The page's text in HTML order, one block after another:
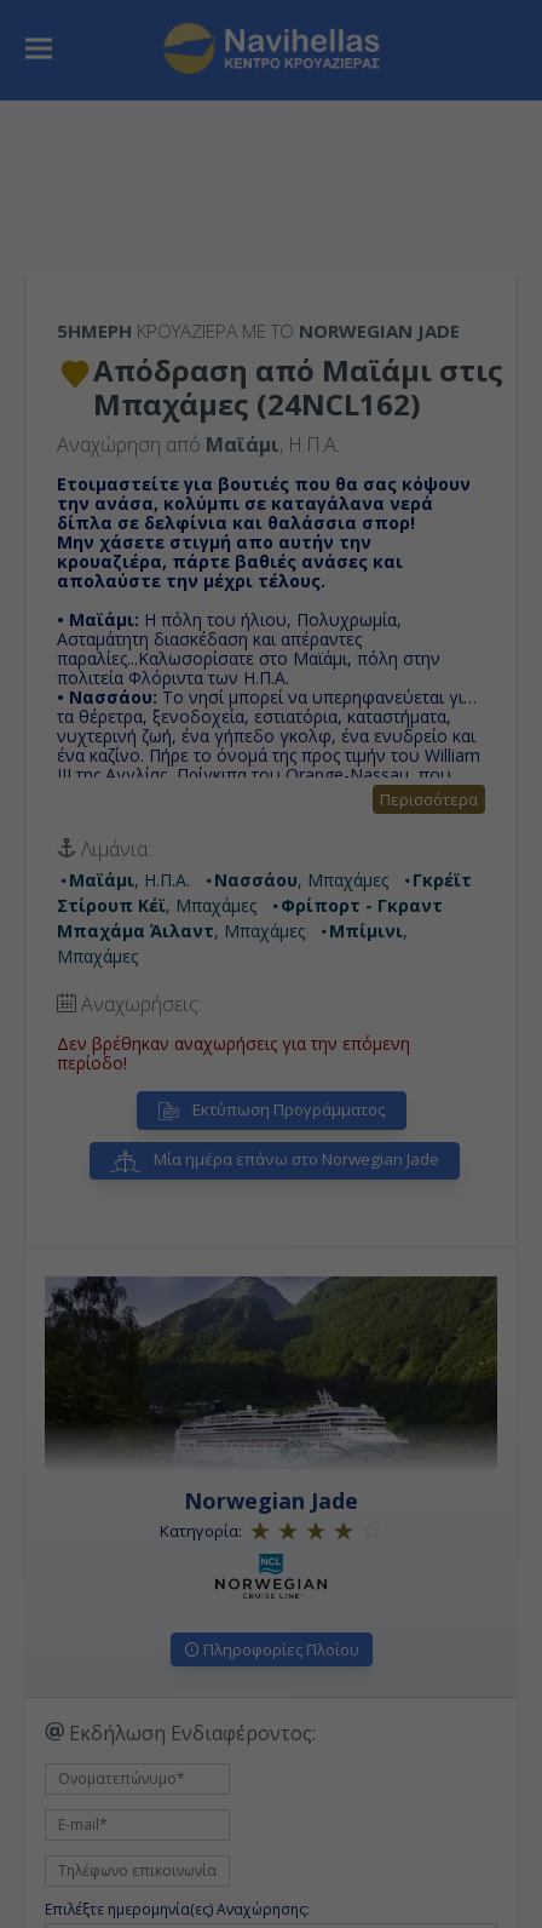
5ΉΜΕΡΗ ΚΡΟΥΑΖΙΕΡΑ ΜΕ ΤΟ NORWEGIAN JADE
Απόδραση από Μαϊάμι στις
Μπαχάμες (24NCL162)
Αναχώρηση από Μαϊάμι, Η.Π.Α.
Ετοιμαστείτε για βουτιές που θα σας κόψουν
την ανάσα, κολύμπι σε καταγάλανα νερά
δίπλα σε δελφίνια και θαλάσσια σπορ!
Μην χάσετε στιγμή απο αυτήν την
κρουαζιέρα, πάρτε βαθιές ανάσες και
απολαύστε την μέχρι τέλους.
• Μαϊάμι: Η πόλη του ήλιου, Πολυχρωμία,
Ασταμάτητη διασκέδαση και απέραντες
παραλίες...Καλωσορίσατε στο Μαϊάμι, πόλη στην
πολιτεία Φλόριντα των Η.Π.Α.
• Νασσάου: Το νησί μπορεί να υπερηφανεύεται για
τα θέρετρα, ξενοδοχεία, εστιατόρια, καταστήματα,
νυχτερινή ζωή, ένα γήπεδο γκολφ, ένα ενυδρείο και
ένα καζίνο. Πήρε το όνομά της προς τιμήν του William
III της Αγγλίας, Πρίγκιπα του Orange-Nassau, που
πήρε το όνομά του από το Nassau της Γερμανίας.
Η Norwegian Cruise Line
αγόρασε το νησί από τη Belcher Oil Company το 1977
και αυτό αναπτύχθηκε σ' ένα ιδιωτικό νησί για τους
επιβάτες των κρουαζιερόπλοιων τους.
• Φρίπορτ - Γκραντ Μπαχάμα Άιλαντ:
Οι
Μπαχάμες είναι ένα νησιωτικό σύμπλεγμα 700
περίπου νησιών στο δυτικό Ατλαντικό, στο
Αρχιπέλαγος Λουκάγιαν ή Αρχιπέλαγος των
Μπαχάμας όπως λέγεται και περιλαμβάνει τις
Μπαχάμες και τα νησιά Τερκσ και Κάϊκος από τα
οποία κατοικούνται περίπου τα 35.
των Μπαχάμες και περιλαμβάνει μια αλυσίδα νησιών
που βρίσκεται περίπου 80 χιλιόμετρα ανατολικά του
Μπαχάμες στην ηπειρωτική χώρα των Ηνωμένων
Πολιτειών και περίπου 210 χλμ δυτικά-βορειοδυτικά
του Νασάου.
Περισσότερα
Λιμάνια:
Μαϊάμι, Η.Π.Α. Νασσάου, Μπαχάμες
Γκρέϊτ
Στίρουπ Κέϊ, Μπαχάμες
Φρίπορτ - Γκραντ
Μπαχάμα Άιλαντ, Μπαχάμες Μπίμινι,
Μπαχάμες
Αναχωρήσεις:
Δεν βρέθηκαν αναχωρήσεις για την επόμενη
περίοδο!
Εκτύπωση Προγράμματος
Μία ημέρα επάνω στο Norwegian Jade
Norwegian Jade
Κατηγορία:
Πληροφορίες Πλοίου
Εκδήλωση Ενδιαφέροντος:
Επιλέξτε ημερομηνία(ες) Αναχώρησης: